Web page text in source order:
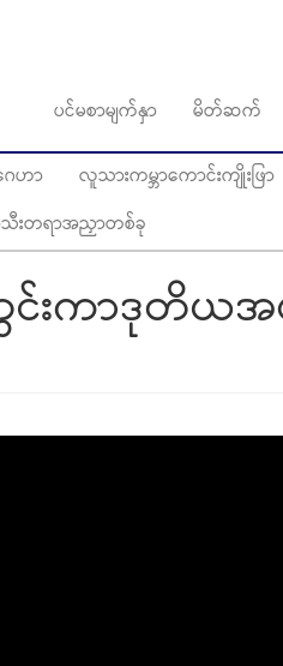
ပင်မစာမျက်နှာ မိတ်ဆက်
ဟာ လူသားကမ္ဘာကောင်းကျိုးဖြာ
းတရာအညှာတစ်ခု
တွင်းကာဒုတိယ